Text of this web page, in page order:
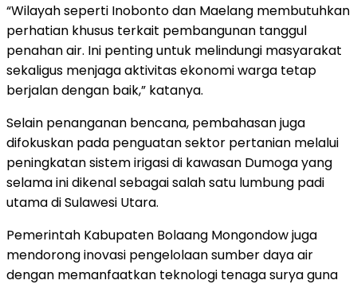
“Wilayah seperti Inobonto dan Maelang membutuhkan
perhatian khusus terkait pembangunan tanggul
penahan air. Ini penting untuk melindungi masyarakat
sekaligus menjaga aktivitas ekonomi warga tetap
berjalan dengan baik,” katanya.
Selain penanganan bencana, pembahasan juga
difokuskan pada penguatan sektor pertanian melalui
peningkatan sistem irigasi di kawasan Dumoga yang
selama ini dikenal sebagai salah satu lumbung padi
utama di Sulawesi Utara.
Pemerintah Kabupaten Bolaang Mongondow juga
mendorong inovasi pengelolaan sumber daya air
dengan memanfaatkan teknologi tenaga surya guna